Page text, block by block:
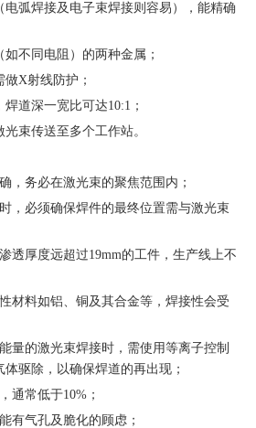
电弧焊接及电子束焊接则容易），能精确
如不同电阻）的两种金属；
做X射线防护；
焊道深一宽比可达10:1；
光束传送至多个工作站。
，务必在激光束的聚焦范围内；
，必须确保焊件的最终位置需与激光束
透厚度远超过19mm的工件，生产线上不
材料如铝、铜及其合金等，焊接性会受
量的激光束焊接时，需使用等离子控制
驱除，以确保焊道的再出现；
通常低于10%；
有气孔及脆化的顾虑；